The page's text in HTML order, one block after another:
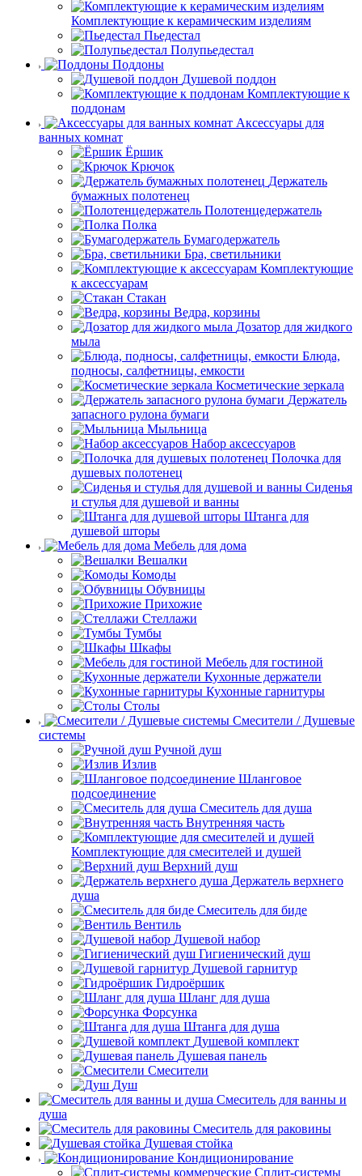
Комплектующие к керамическим изделиям
Пьедестал
Полупьедестал
Поддоны
Душевой поддон
Комплектующие к
поддонам
Аксессуары для
ванных комнат
Ёршик
Крючок
Держатель
бумажных полотенец
Полотенцедержатель
Полка
Бумагодержатель
Бра, светильники
Комплектующие
к аксессуарам
Стакан
Ведра, корзины
Дозатор для жидкого
мыла
Блюда,
подносы, салфетницы, емкости
Косметические зеркала
Держатель
запасного рулона бумаги
Мыльница
Набор аксессуаров
Полочка для
душевых полотенец
Сиденья
и стулья для душевой и ванны
Штанга для
душевой шторы
Мебель для дома
Вешалки
Комоды
Обувницы
Прихожие
Стеллажи
Тумбы
Шкафы
Мебель для гостиной
Кухонные держатели
Кухонные гарнитуры
Столы
Смесители / Душевые
системы
Ручной душ
Излив
Шланговое
подсоединение
Смеситель для душа
Внутренняя часть
Комплектующие для смесителей и душей
Верхний душ
Держатель верхнего
душа
Смеситель для биде
Вентиль
Душевой набор
Гигиенический душ
Душевой гарнитур
Гидроёршик
Шланг для душа
Форсунка
Штанга для душа
Душевой комплект
Душевая панель
Смесители
Душ
Смеситель для ванны и
душа
Смеситель для раковины
Душевая стойка
Кондиционирование
Сплит-системы